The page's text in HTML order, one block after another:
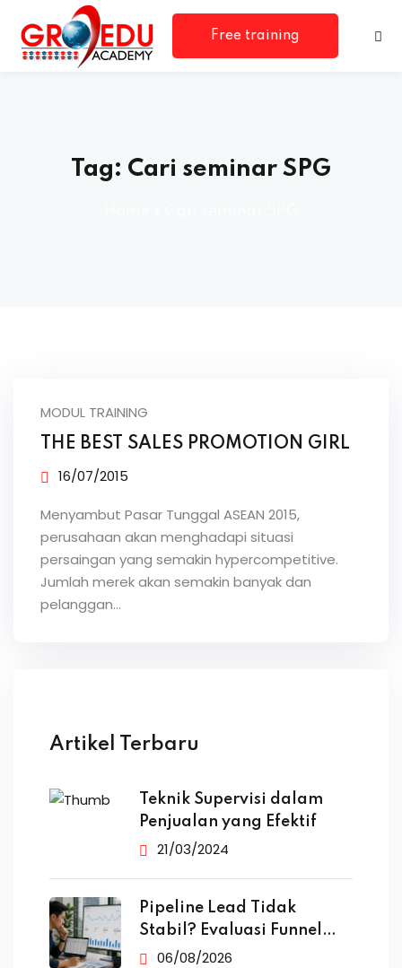
Free training
Tag: Cari seminar SPG
MODUL TRAINING
THE BEST SALES PROMOTION GIRL
16/07/2015
Menyambut Pasar Tunggal ASEAN 2015,
perusahaan akan menghadapi situasi
persaingan yang semakin hypercompetitive.
Jumlah merek akan semakin banyak dan
pelanggan…
Artikel Terbaru
Teknik Supervisi dalam
Penjualan yang Efektif
21/03/2024
Pipeline Lead Tidak
Stabil? Evaluasi Funnel
Marketing
06/08/2026